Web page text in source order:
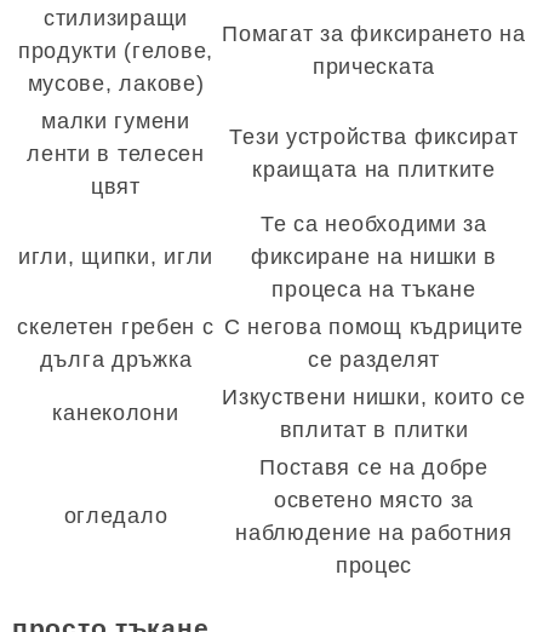
стилизиращи
продукти (гелове,
мусове, лакове)
Помагат за фиксирането на
прическата
малки гумени
ленти в телесен
цвят
Тези устройства фиксират
краищата на плитките
игли, щипки, игли
Те са необходими за
фиксиране на нишки в
процеса на тъкане
скелетен гребен с
дълга дръжка
С негова помощ къдриците
се разделят
канеколони
Изкуствени нишки, които се
вплитат в плитки
огледало
Поставя се на добре
осветено място за
наблюдение на работния
процес